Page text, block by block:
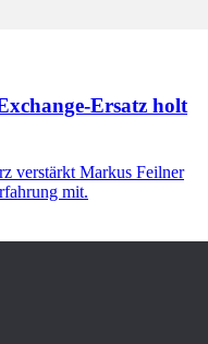
Ersatz holt
verstärkt Markus Feilner
mit.